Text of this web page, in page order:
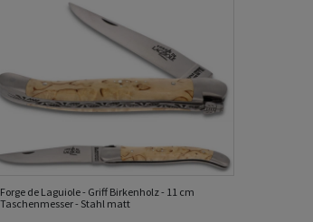
Forge de Laguiole - Griff Birkenholz - 11 cm
Taschenmesser - Stahl matt